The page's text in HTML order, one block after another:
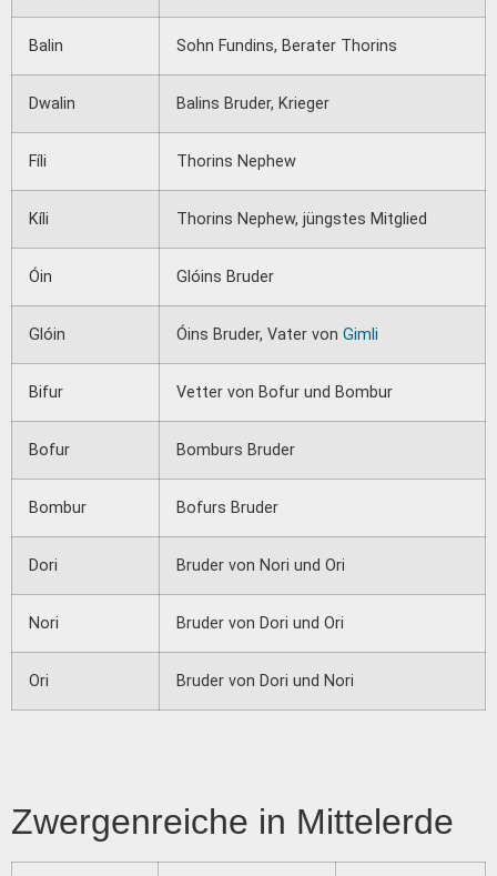
Balin Sohn Fundins, Berater Thorins
Dwalin Balins Bruder, Krieger
Fíli Thorins Nephew
Kíli Thorins Nephew, jüngstes Mitglied
Óin Glóins Bruder
Glóin Óins Bruder, Vater von Gimli
Bifur Vetter von Bofur und Bombur
Bofur Bomburs Bruder
Bombur Bofurs Bruder
Dori Bruder von Nori und Ori
Nori Bruder von Dori und Ori
Ori Bruder von Dori und Nori
Zwergenreiche in Mittelerde